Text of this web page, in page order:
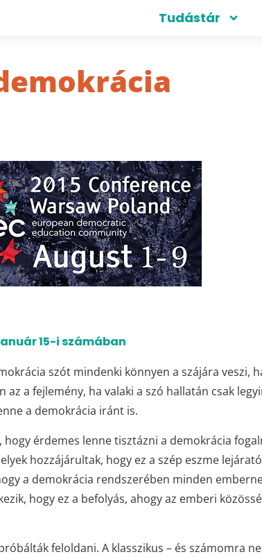
Tudástár
15-i számában
szót mindenki könnyen a szájára veszi,
a fejlemény, ha valaki a szó hallatán csak
a demokrácia iránt is.
érdemes lenne tisztázni a demokrácia
hozzájárultak, hogy ez a szép eszme
a demokrácia rendszerében minden
hogy ez a befolyás, ahogy az emberi
feloldani. A klasszikus – és számomra